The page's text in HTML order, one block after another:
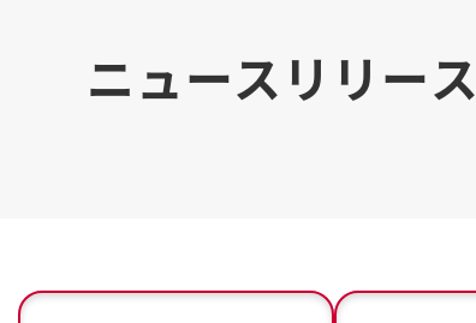
ニュースリリース